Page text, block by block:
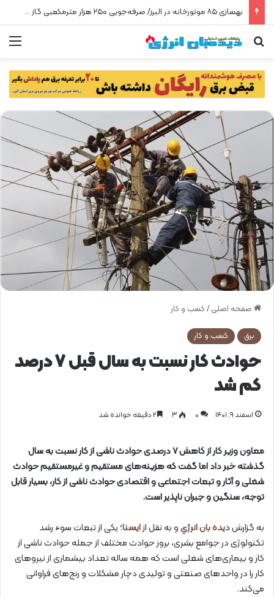
بهسازی ۸۵ موتورخانه در البرز/ صرفه‌جویی ۲۵۰ هزار مترمکعبی گاز در سه ماه
جستجو برای
صفحه اصلی / کسب و کار
برق کسب و کار
حوادث کار نسبت به سال قبل ۷ درصد
کم شد
اسفند ۹, ۱۴۰۱ 0 ۳
معاون وزیر کار از کاهش ۷ درصدی حوادث ناشی از کار نسبت به سال
گذشته خبر داد اما گفت که هزینه‌های مستقیم و غیرمستقیم حوادث
شغلی و آثار و تبعات اجتماعی و اقتصادی حوادث ناشی از کار، بسیار قابل
توجه، سنگین و جبران ناپذیر است.
به گزارشدیده بان انرژيو به نقل ازایسنا؛ یکی از تبعات سوء رشد
تکنولوژی در جوامع بشری، بروز حوادث مختلف از جمله حوادث ناشی از
کار و بیماری‌های شغلی است که همه ساله تعداد بیشماری از نیروهای
کار را در واحدهای صنعتی و تولیدی دچار مشکلات و رنج‌های فراوانی
می‌کند.